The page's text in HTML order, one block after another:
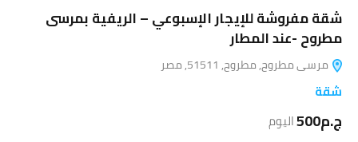
شقة مفروشة للإيجار الإسبوعي – الريفية بمرسى
مطروح -عند المطار
مرسى مطروح, مطروح, 51511, مصر
شقة
ج.م500 اليوم